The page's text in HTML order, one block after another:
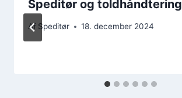
Speditør og toldhåndtering
Af Speditør 18. december 2024